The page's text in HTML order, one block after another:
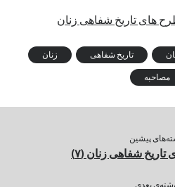
های تاریخ شفاهی زنان
تاریخ شفاهی زنان
مصاحبه
پیشین
شفاهی زنان (۷)
بعدی